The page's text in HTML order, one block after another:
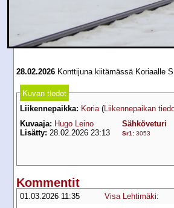
28.02.2026 Konttijuna kiitämässä Koriaalle
Kuvan tiedot
Liikennepaikka: Koria(Liikennepaikan
Kuvaaja: Hugo Leino
Lisätty: 28.02.2026 23:13
Sähköveturi
Sr1: 3053
Kommentit
01.03.2026 11:35 Visa Lehtimäki: